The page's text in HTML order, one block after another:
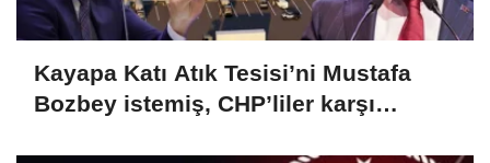
Kayapa Katı Atık Tesisi’ni Mustafa
Bozbey istemiş, CHP’liler karşı